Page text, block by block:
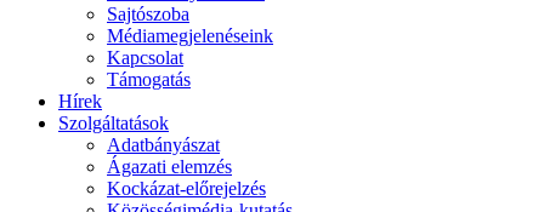
Sajtószoba
Médiamegjelenéseink
Kapcsolat
Támogatás
Hírek
Szolgáltatások
Adatbányászat
Ágazati elemzés
Kockázat-előrejelzés